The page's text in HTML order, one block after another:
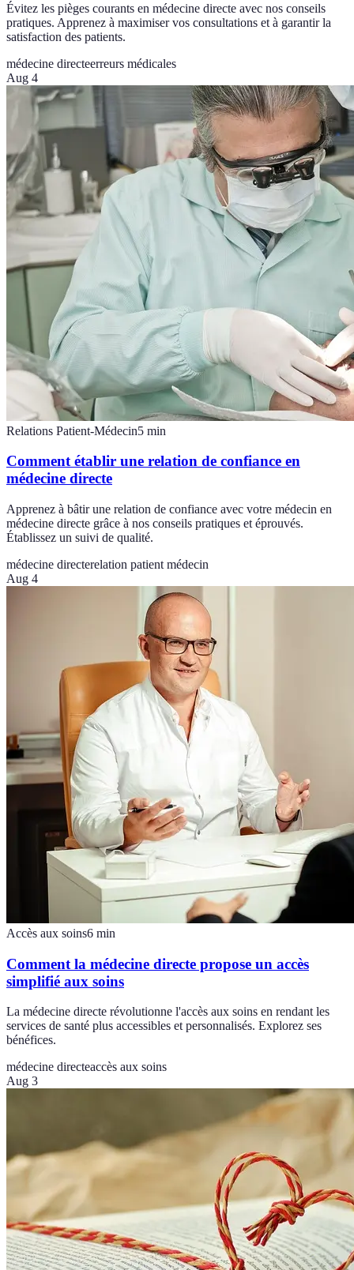
Évitez les pièges courants en médecine directe avec nos conseils
pratiques. Apprenez à maximiser vos consultations et à garantir la
satisfaction des patients.
médecine directeerreurs médicales
Aug 4
Relations Patient-Médecin5 min
Comment établir une relation de confiance en
médecine directe
Apprenez à bâtir une relation de confiance avec votre médecin en
médecine directe grâce à nos conseils pratiques et éprouvés.
Établissez un suivi de qualité.
médecine directerelation patient médecin
Aug 4
Accès aux soins6 min
Comment la médecine directe propose un accès
simplifié aux soins
La médecine directe révolutionne l'accès aux soins en rendant les
services de santé plus accessibles et personnalisés. Explorez ses
bénéfices.
médecine directeaccès aux soins
Aug 3